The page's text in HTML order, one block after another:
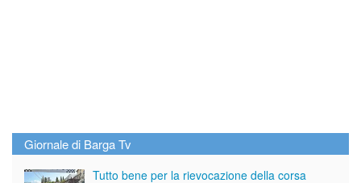
Giornale di Barga Tv
Tutto bene per la rievocazione della corsa